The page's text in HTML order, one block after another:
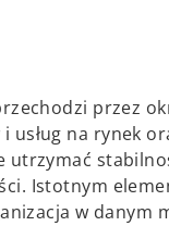
przez
na rynek
Istotnym
w danym